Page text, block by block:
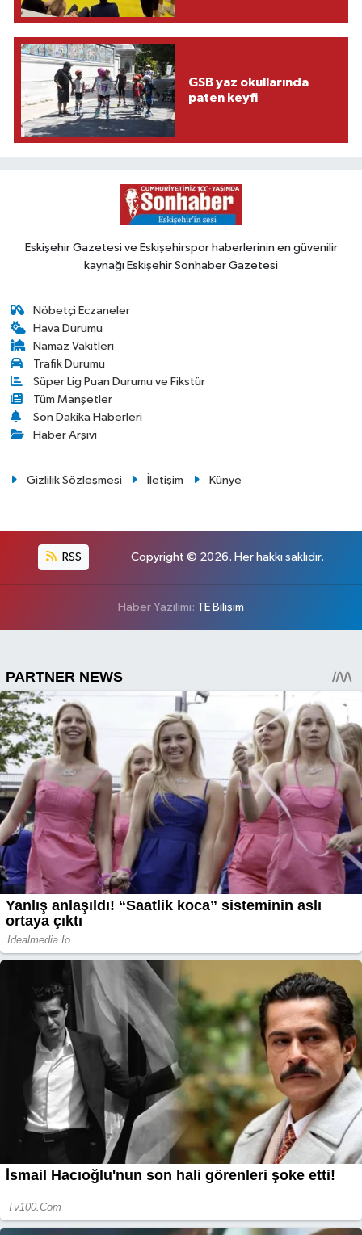
GSB yaz okullarında
paten keyfi
Eskişehir Gazetesi ve Eskişehirspor haberlerinin en güvenilir
kaynağı Eskişehir Sonhaber Gazetesi
Nöbetçi Eczaneler
Hava Durumu
Namaz Vakitleri
Trafik Durumu
Süper Lig Puan Durumu ve Fikstür
Tüm Manşetler
Son Dakika Haberleri
Haber Arşivi
Gizlilik Sözleşmesi İletişim Künye
RSS Copyright © 2026. Her hakkı saklıdır.
Haber Yazılımı: TE Bilişim